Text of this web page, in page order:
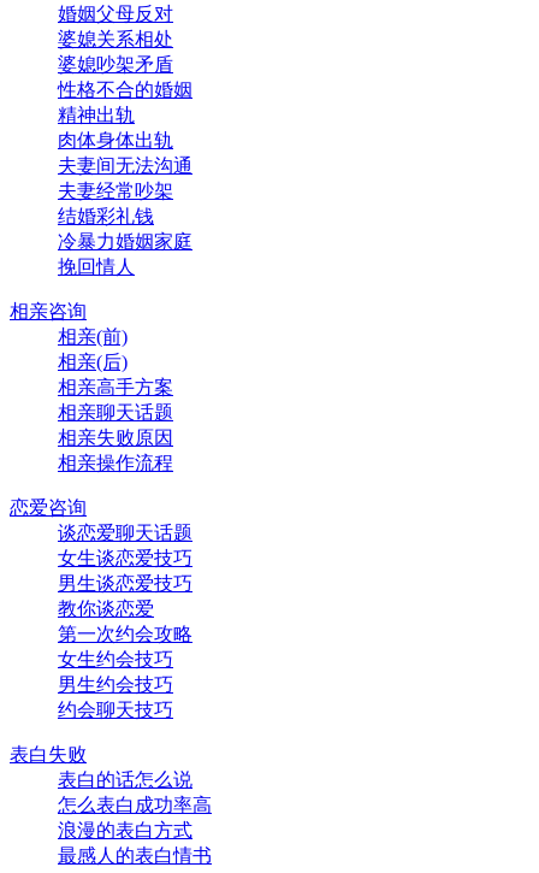
婚姻父母反对
婆媳关系相处
婆媳吵架矛盾
性格不合的婚姻
精神出轨
肉体身体出轨
夫妻间无法沟通
夫妻经常吵架
结婚彩礼钱
冷暴力婚姻家庭
挽回情人
相亲咨询
相亲(前)
相亲(后)
相亲高手方案
相亲聊天话题
相亲失败原因
相亲操作流程
恋爱咨询
谈恋爱聊天话题
女生谈恋爱技巧
男生谈恋爱技巧
教你谈恋爱
第一次约会攻略
女生约会技巧
男生约会技巧
约会聊天技巧
表白失败
表白的话怎么说
怎么表白成功率高
浪漫的表白方式
最感人的表白情书